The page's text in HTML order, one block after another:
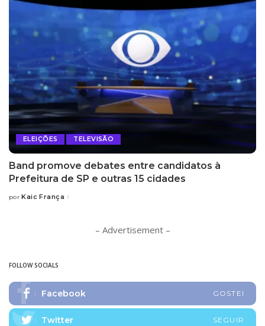
ELEIÇÕES TELEVISÃO
Band promove debates entre candidatos à
Prefeitura de SP e outras 15 cidades
Posted
por Kaic França
– Advertisement –
FOLLOW SOCIALS
Facebook GOSTEI
Twitter SEGUIR